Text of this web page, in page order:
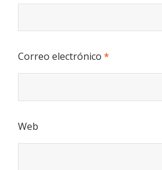
Correo electrónico *
Web